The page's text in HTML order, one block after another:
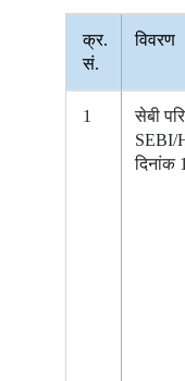
क्र.
सं.
विवरण
1
सेबी
SEBI/
दिनांक